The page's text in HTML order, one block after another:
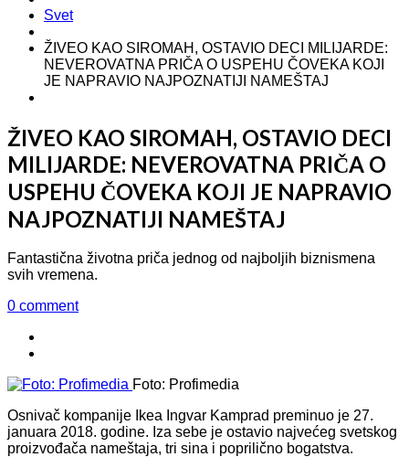
Svet
ŽIVEO KAO SIROMAH, OSTAVIO DECI MILIJARDE:
NEVEROVATNA PRIČA O USPEHU ČOVEKA KOJI
JE NAPRAVIO NAJPOZNATIJI NAMEŠTAJ
ŽIVEO KAO SIROMAH, OSTAVIO DECI
MILIJARDE: NEVEROVATNA PRIČA O
USPEHU ČOVEKA KOJI JE NAPRAVIO
NAJPOZNATIJI NAMEŠTAJ
Fantastična životna priča jednog od najboljih biznismena
svih vremena.
0 comment
Foto: Profimedia
Osnivač kompanije Ikea Ingvar Kamprad preminuo je 27.
januara 2018. godine. Iza sebe je ostavio najvećeg svetskog
proizvođača nameštaja, tri sina i poprilično bogatstva.